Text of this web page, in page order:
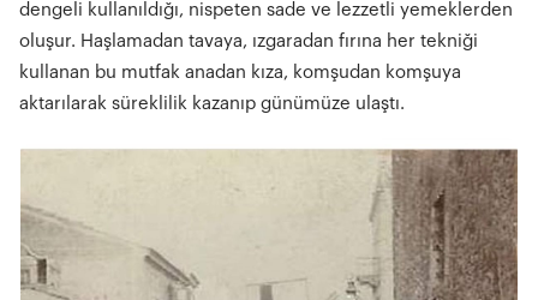
dengeli kullanıldığı, nispeten sade ve lezzetli yemeklerden
oluşur. Haşlamadan tavaya, ızgaradan fırına her tekniği
kullanan bu mutfak anadan kıza, komşudan komşuya
aktarılarak süreklilik kazanıp günümüze ulaştı.